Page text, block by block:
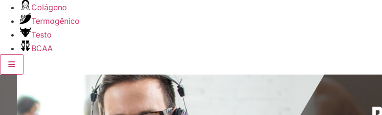
Colágeno
Termogênico
Testo
BCAA